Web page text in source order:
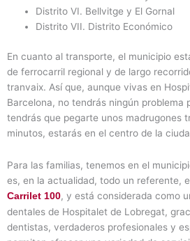
Distrito VI. Bellvitge y El Gornal
Distrito VII. Distrito Económico
En cuanto al transporte, el municipio
de ferrocarril regional y de largo
tranvaix. Así que, aunque vivas en
Barcelona, no tendrás ningún problema
tendrás que pegarte unos madrugones
minutos, estarás en el centro de la
Para las familias, tenemos en el
es, en la actualidad, todo un referente,
Carrilet 100, y está considerada como
dentales de Hospitalet de Lobregat,
dentistas, verdaderos profesionales y